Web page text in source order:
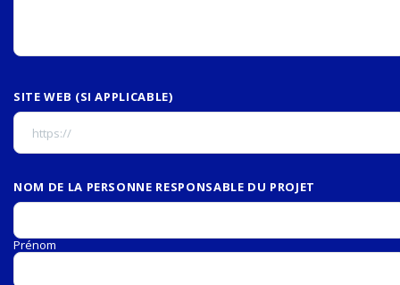
SITE WEB (SI APPLICABLE)
NOM DE LA PERSONNE RESPONSABLE DU PROJET
Prénom